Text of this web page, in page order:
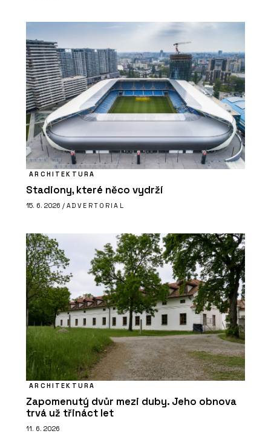
ARCHITEKTURA
Stadiony, které něco vydrží
15. 6. 2026 / ADVERTORIAL
ARCHITEKTURA
Zapomenutý dvůr mezi duby. Jeho obnova
trvá už třináct let
11. 6. 2026